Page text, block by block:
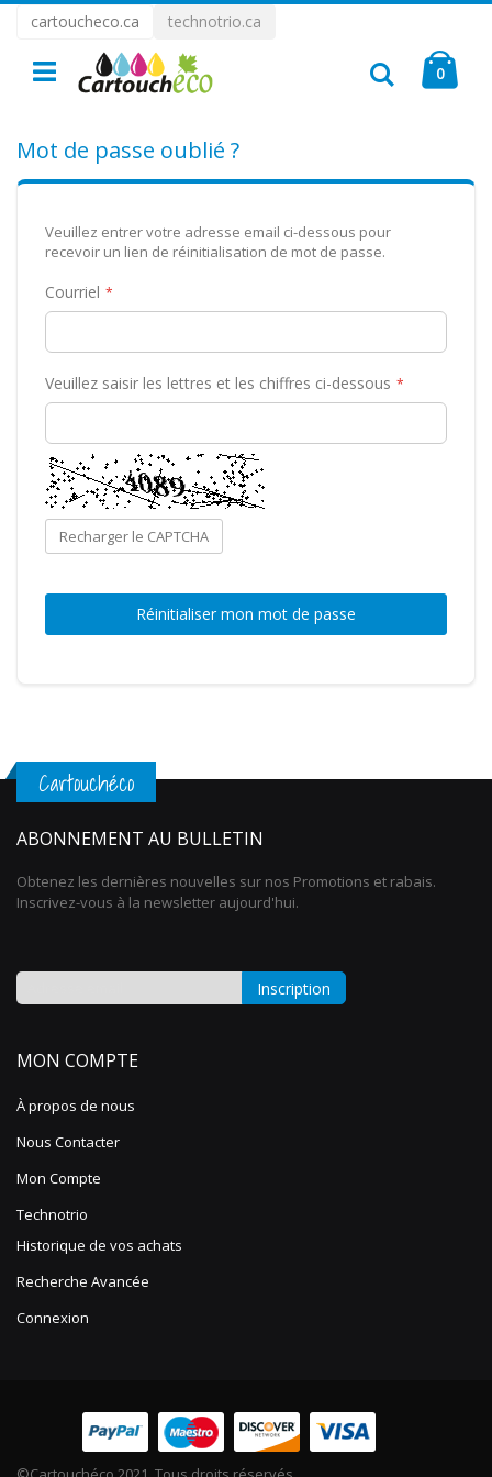
cartoucheco.ca technotrio.ca
au
contenu
0
Rechercher
Mot de passe oublié ?
Veuillez entrer votre adresse email ci-dessous pour
recevoir un lien de réinitialisation de mot de passe.
Courriel
Veuillez saisir les lettres et les chiffres ci-dessous
Recharger le CAPTCHA
Réinitialiser mon mot de passe
Cartouchéco
ABONNEMENT AU BULLETIN
Obtenez les dernières nouvelles sur nos Promotions et rabais.
Inscrivez-vous à la newsletter aujourd'hui.
à
lettre
d’information
:
Inscription
MON COMPTE
À propos de nous
Nous Contacter
Mon Compte
Technotrio
Historique de vos achats
Recherche Avancée
Connexion